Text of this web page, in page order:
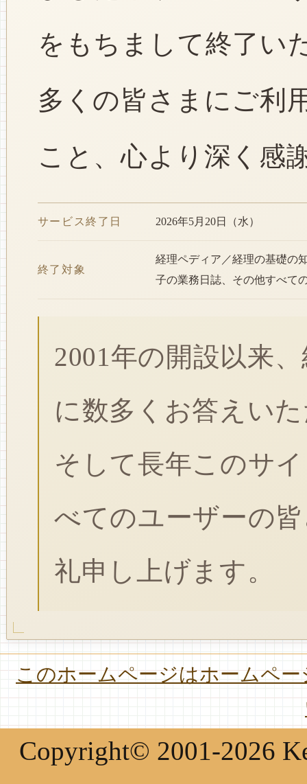
をもちまして終了い
多くの皆さまにご利
こと、心より深く感
サービス終了日 2026年5月20日（水）
終了対象
経理ペディア／経理の基礎の
子の業務日誌、その他すべて
2001年の開設以来
に数多くお答えい
そして長年このサ
べてのユーザーの
礼申し上げます。
このホームページはホームペ
Copyright© 2001-2026